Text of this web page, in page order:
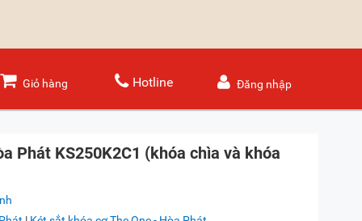
Giỏ hàng Hotline Đăng nhập
Phát KS250K2C1 (khóa chìa và khóa